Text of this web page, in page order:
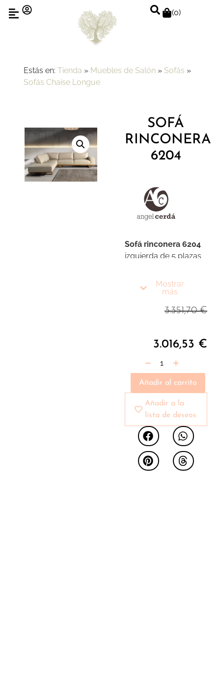
(0)
Estás en: Tienda » Muebles de Salón » Sofás »
Sofás Chaise Longue
SOFÁ
RINCONERA
6204
Sofá rinconera 6204
izquierda de 5 plazas
tapizado en piel de
origen vacuno color
estilo, como por sus
color miel, este sofá
aportará el toque de
vanguardia y
elegancia que busca
para su hogar.
Mostrar
más
3.351,70€
3.016,53 €
Añadir al carrito
Añadir a la
lista de deseos